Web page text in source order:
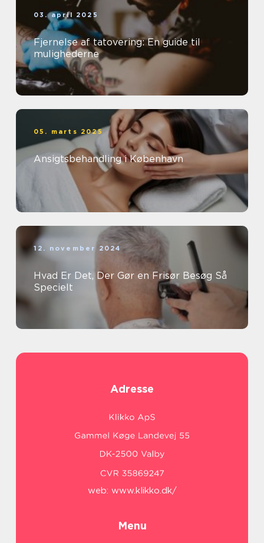
03. april 2025
Fjernelse af tatovering: En guide til
mulighederne
05. marts 2025
Ansigtsbehandling i København
12. november 2024
Hvad Er Det, Der Gør en Frisør Besøg Så
Specielt
Adresse
web: www.klikko.dk/
Menu